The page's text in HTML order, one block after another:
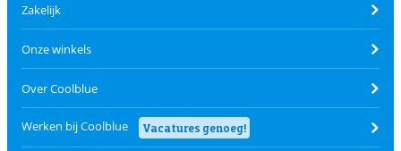
Zakelijk
Onze winkels
Over Coolblue
Werken bij Coolblue Vacatures genoeg!